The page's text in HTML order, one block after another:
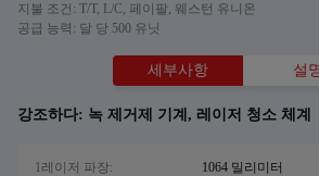
지불 조건: T/T, L/C, 페이팔, 웨스턴 유니온
공급 능력: 달 당 500 유닛
세부사항 설
강조하다: 녹 제거제 기계 , 레이저 청소 체계
1레이저 파장: 1064 밀리미터